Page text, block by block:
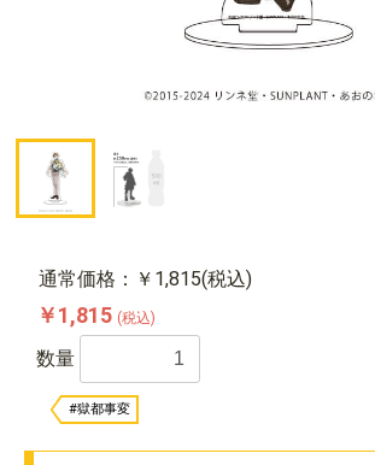
通常価格：￥1,815(税込)
￥1,815 (税込)
数量
#獄都事変